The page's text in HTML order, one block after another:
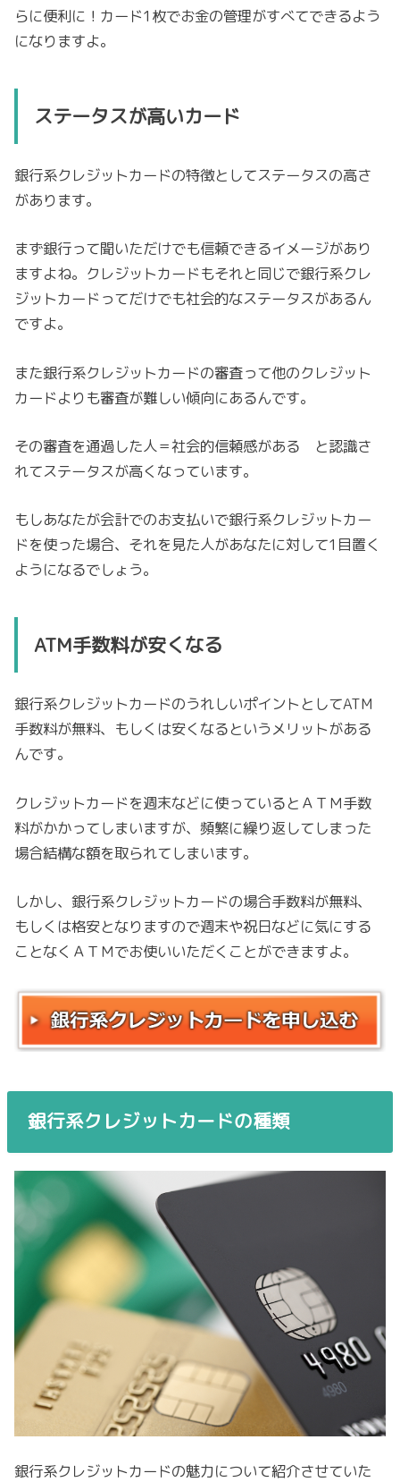
らに便利に！カード1枚でお金の管理がすべてできるよう
になりますよ。
ステータスが高いカード
銀行系クレジットカードの特徴としてステータスの高さ
があります。
まず銀行って聞いただけでも信頼できるイメージがあり
ますよね。クレジットカードもそれと同じで銀行系クレ
ジットカードってだけでも社会的なステータスがあるん
ですよ。
また銀行系クレジットカードの審査って他のクレジット
カードよりも審査が難しい傾向にあるんです。
その審査を通過した人＝社会的信頼感がある と認識さ
れてステータスが高くなっています。
もしあなたが会計でのお支払いで銀行系クレジットカー
ドを使った場合、それを見た人があなたに対して1目置く
ようになるでしょう。
ATM手数料が安くなる
銀行系クレジットカードのうれしいポイントとしてATM
手数料が無料、もしくは安くなるというメリットがある
んです。
クレジットカードを週末などに使っているとＡＴＭ手数
料がかかってしまいますが、頻繁に繰り返してしまった
場合結構な額を取られてしまいます。
しかし、銀行系クレジットカードの場合手数料が無料、
もしくは格安となりますので週末や祝日などに気にする
ことなくＡＴＭでお使いいただくことができますよ。
銀行系クレジットカードの種類
銀行系クレジットカードの魅力について紹介させていた